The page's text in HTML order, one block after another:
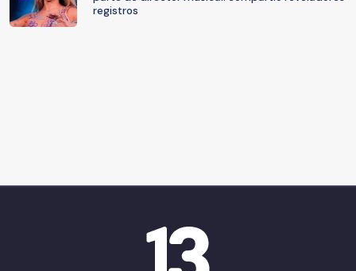
registros